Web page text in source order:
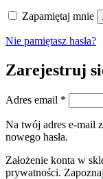
Zapamiętaj mnie
Nie pamiętasz hasła?
Zarejestruj
Adres email *
Na twój adres e-mail
nowego hasła.
Założenie konta w
prywatności.